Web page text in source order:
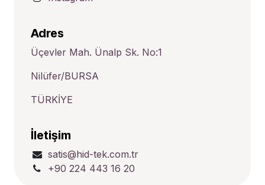
Adres
Üçevler Mah. Ünalp Sk. No:1
Nilüfer/BURSA
TÜRKİYE
İletişim
satis@hid-tek.com.tr
+90 224 443 16 20